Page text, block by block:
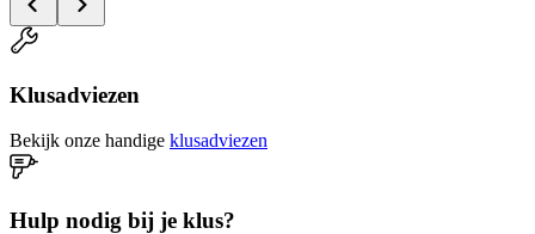
Klusadviezen
Bekijk onze handige klusadviezen
Hulp nodig bij je klus?